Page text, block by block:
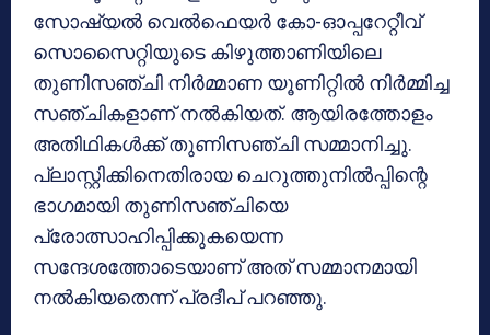
സോഷ്യല്‍ വെല്‍ഫെയര്‍ കോ-ഓപ്പറേറ്റീവ്
സൊസൈറ്റിയുടെ കിഴുത്താണിയിലെ
തുണിസഞ്ചി നിര്‍മ്മാണ യൂണിറ്റില്‍ നിര്‍മ്മിച്ച
സഞ്ചികളാണ് നല്‍കിയത്. ആയിരത്തോളം
അതിഥികള്‍ക്ക് തുണിസഞ്ചി സമ്മാനിച്ചു.
പ്ലാസ്റ്റിക്കിനെതിരായ ചെറുത്തുനില്‍പ്പിന്റെ
ഭാഗമായി തുണിസഞ്ചിയെ
പ്രോത്സാഹിപ്പിക്കുകയെന്ന
സന്ദേശത്തോടെയാണ് അത് സമ്മാനമായി
നല്‍കിയതെന്ന് പ്രദീപ് പറഞ്ഞു.